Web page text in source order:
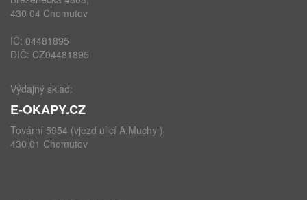
430 04 Chomutov
IČ: 04481895
DIČ: CZ04481895
Výdajný sklad:
E-OKAPY.CZ
Tovární 5954 (vjezd ulicí A.Muchy )
430 01 Chomutov